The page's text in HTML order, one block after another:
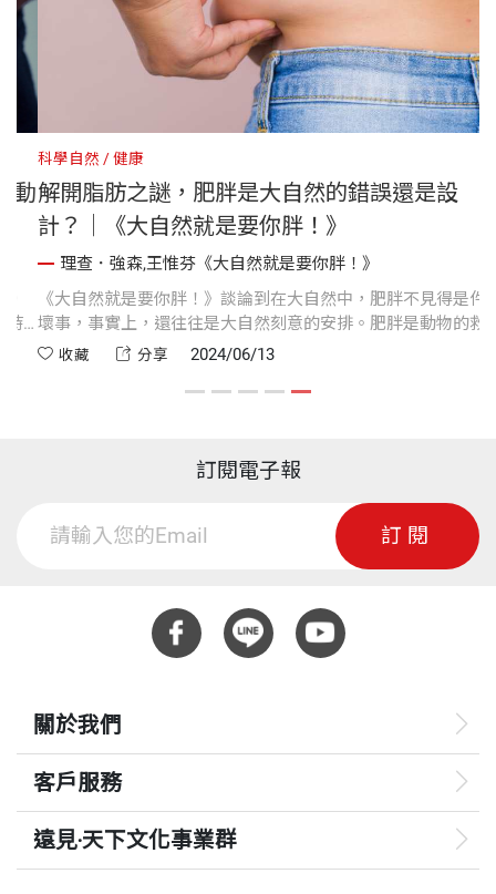
科學自然 健康
解開脂肪之謎，肥胖是大自然的錯誤還是設
計？｜《大自然就是要你胖！》
理查．強森,王惟芬《大自然就是要你胖！》
《大自然就是要你胖！》談論到在大自然中，肥胖不見得是件
壞事，事實上，還往往是大自然刻意的安排。肥胖是動物的救
主，可以讓動物度過致命的冬天或乾旱，以及種種自然災害。
麼，該如何理解為什麼脂肪對我們人類來說，會構成問題呢？
收藏 分享 2024/06/13
訂閱電子報
訂閱
關於我們
客戶服務
遠見‧天下文化事業群